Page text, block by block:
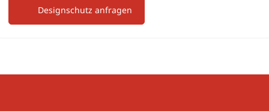
Designschutz anfragen